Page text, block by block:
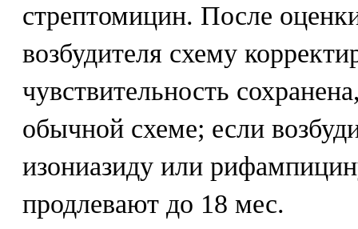
стрептомицин. После
возбудителя схему
чувствительность
обычной схеме; если
изониазиду или
продлевают до 18 мес.